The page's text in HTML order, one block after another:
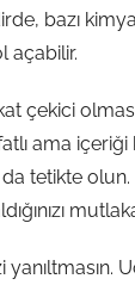
bazı
açabilir.
çekici
ama
tetikte
yanıltmasın.